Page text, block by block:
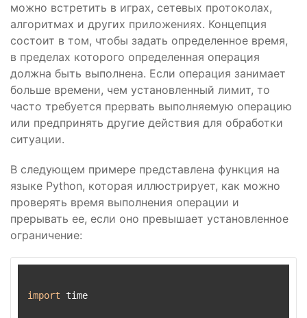
можно встретить в играх, сетевых протоколах,
алгоритмах и других приложениях. Концепция
состоит в том, чтобы задать определенное время,
в пределах которого определенная операция
должна быть выполнена. Если операция занимает
больше времени, чем установленный лимит, то
часто требуется прервать выполняемую операцию
или предпринять другие действия для обработки
ситуации.
В следующем примере представлена функция на
языке Python, которая иллюстрирует, как можно
проверять время выполнения операции и
прерывать ее, если оно превышает установленное
ограничение:
import time